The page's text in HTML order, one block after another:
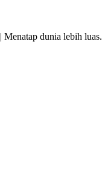
| Menatap dunia lebih luas.